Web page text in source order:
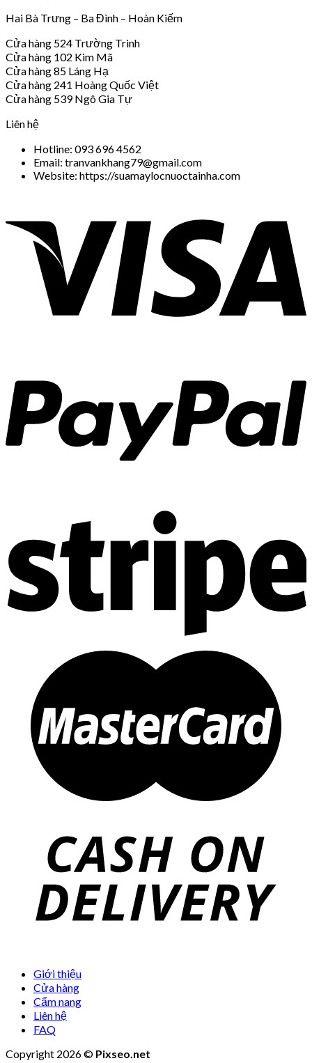
Hai Bà Trưng – Ba Đình – Hoàn Kiếm
Cửa hàng 524 Trường Trinh
Cửa hàng 102 Kim Mã
Cửa hàng 85 Láng Hạ
Cửa hàng 241 Hoàng Quốc Việt
Cửa hàng 539 Ngô Gia Tự
Liên hệ
Hotline: 093 696 4562
Email: tranvankhang79@gmail.com
Website: https://suamaylocnuoctainha.com
Giới thiệu
Cửa hàng
Cẩm nang
Liên hệ
FAQ
Copyright 2026 © Pixseo.net